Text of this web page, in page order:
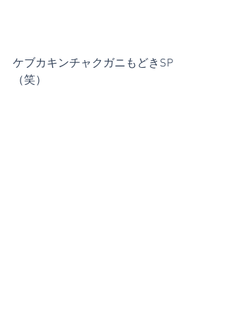
ケブカキンチャクガニもどきSP
（笑）